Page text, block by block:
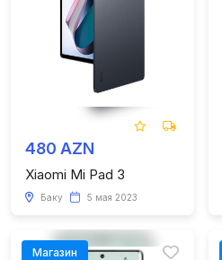
480 AZN
Xiaomi Mi Pad 3
Баку 5 мая 2023
Магазин